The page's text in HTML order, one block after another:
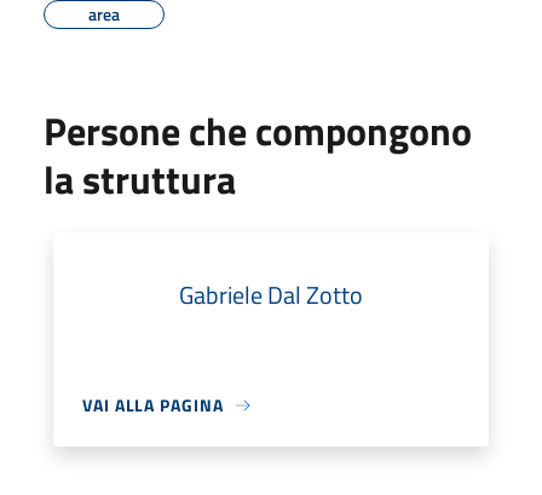
area
Persone che compongono
la struttura
Gabriele Dal Zotto
VAI ALLA PAGINA